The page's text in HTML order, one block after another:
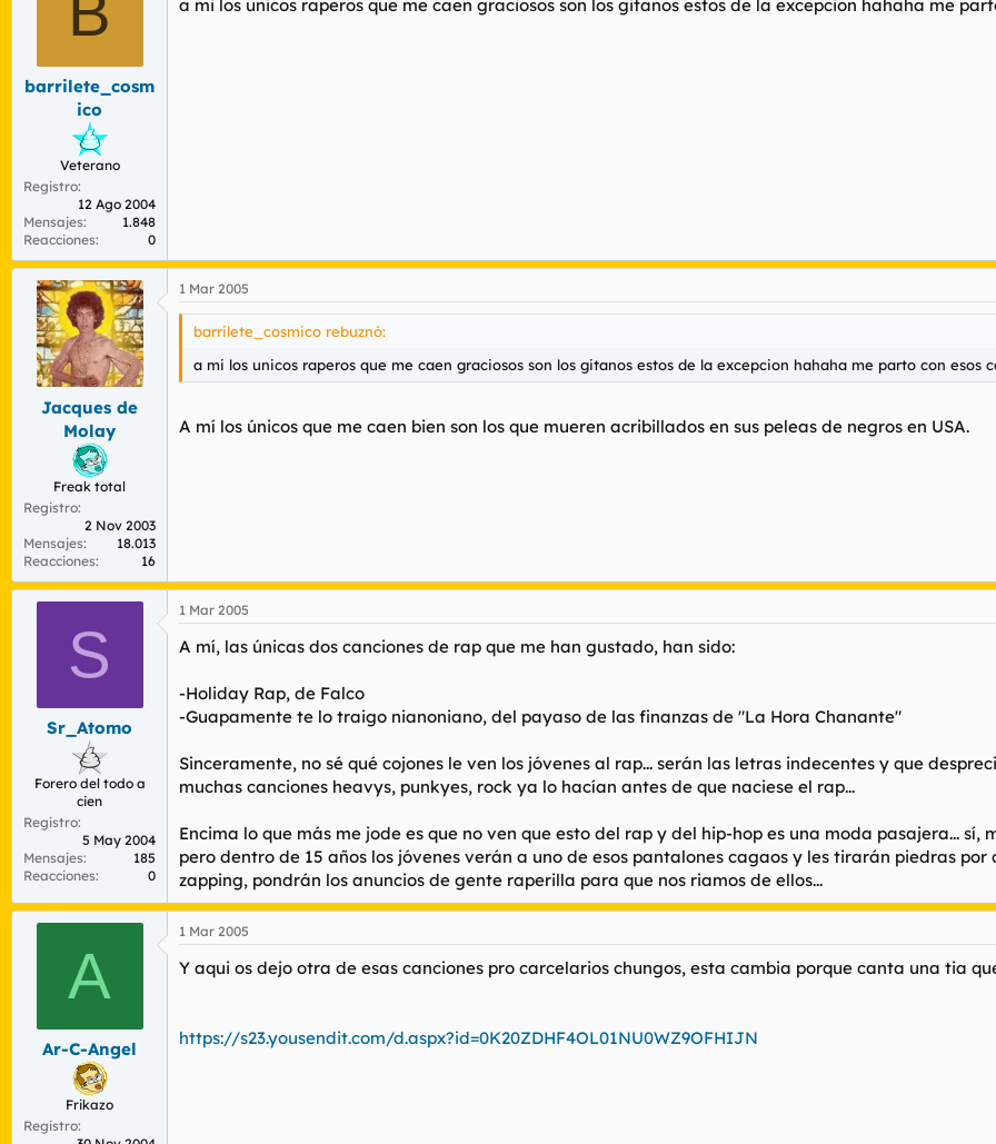
barrilete_cosm
ico
Veterano
Registro
12 Ago 2004
Mensajes
1.848
Reacciones
0
a mi los unicos raperos que me caen graciosos son los gitanos estos de la excepcion hahaha me
Jacques de
Molay
Freak total
Registro
2 Nov 2003
Mensajes
18.013
Reacciones
16
1 Mar 2005
barrilete_cosmico rebuznó:
a mi los unicos raperos que me caen graciosos son los gitanos estos de la excepcion hahaha me parto con esos
A mí los únicos que me caen bien son los que mueren acribillados en sus peleas de negros en USA.
S
Sr_Atomo
Forero del todo a
cien
Registro
5 May 2004
Mensajes
185
Reacciones
0
1 Mar 2005
A mí, las únicas dos canciones de rap que me han gustado, han sido:
-Holiday Rap, de Falco
-Guapamente te lo traigo nianoniano, del payaso de las finanzas de "La Hora Chanante"
Sinceramente, no sé qué cojones le ven los jóvenes al rap... serán las letras indecentes y que
muchas canciones heavys, punkyes, rock ya lo hacían antes de que naciese el rap...
Encima lo que más me jode es que no ven que esto del rap y del hip-hop es una moda pasajera...
pero dentro de 15 años los jóvenes verán a uno de esos pantalones cagaos y les tirarán piedras
zapping, pondrán los anuncios de gente raperilla para que nos riamos de ellos...
A
Ar-C-Angel
Frikazo
Registro
1 Mar 2005
Y aqui os dejo otra de esas canciones pro carcelarios chungos, esta cambia porque canta una tia
https://s23.yousendit.com/d.aspx?id=0K20ZDHF4OL01NU0WZ9OFHIJN